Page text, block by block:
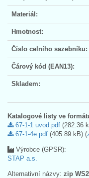
Materiál:
Hmotnost:
Číslo celního sazebníku:
Čárový kód (EAN13):
Skladem:
Katalogové listy ve
67-1-1 uvod.pdf (282.36
67-1-4e.pdf (405.89 kB) (
Výrobce (GPSR):
STAP a.s.
Alternativní názvy: zip